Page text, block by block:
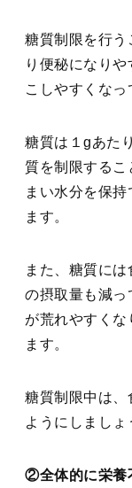
糖質制限を行う
り便秘になり
こしやすくなっ
糖質は１gあた
質を制限する
まい水分を保
ます。
また、糖質に
の摂取量も減っ
が荒れやすく
ます。
糖質制限中は、
ようにしましょ
②全体的に栄養